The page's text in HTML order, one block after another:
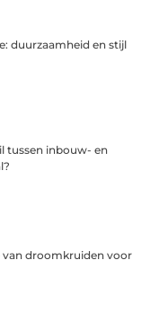
duurzaamheid en stijl
tussen inbouw- en
van droomkruiden voor